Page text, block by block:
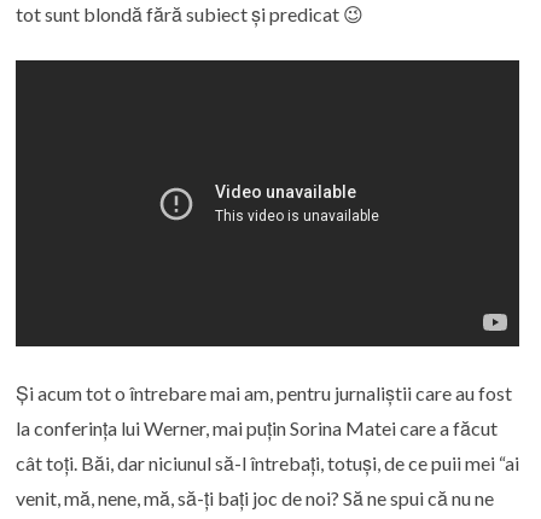
tot sunt blondă fără subiect și predicat 😉
Și acum tot o întrebare mai am, pentru jurnaliștii care au fost
la conferința lui Werner, mai puțin Sorina Matei care a făcut
cât toți. Băi, dar niciunul să-l întrebați, totuși, de ce puii mei “ai
venit, mă, nene, mă, să-ți bați joc de noi? Să ne spui că nu ne